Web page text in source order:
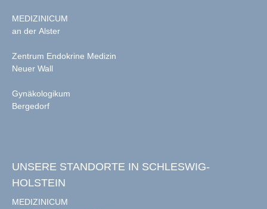
MEDIZINICUM
an der Alster
Zentrum Endokrine Medizin
Neuer Wall
Gynäkologikum
Bergedorf
UNSERE STANDORTE IN SCHLESWIG-
HOLSTEIN
MEDIZINICUM